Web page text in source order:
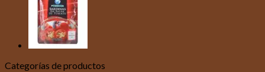
Categorías de productos